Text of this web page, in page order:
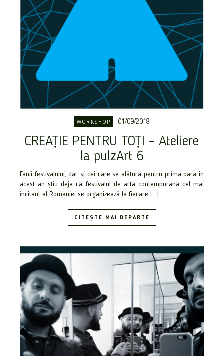
WORKSHOP 01/09/2018
CREAȚIE PENTRU TOȚI – Ateliere
la pulzArt 6
Fanii festivalului, dar și cei care se alătură pentru prima oară în
acest an știu deja că festivalul de artă contemporană cel mai
incitant al României se organizează la fiecare […]
CITEȘTE MAI DEPARTE